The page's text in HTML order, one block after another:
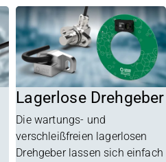
Lagerlose Drehgeber
Die wartungs- und
verschleißfreien lagerlosen
Drehgeber lassen sich einfach